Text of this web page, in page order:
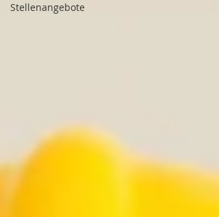
Stellenangebote